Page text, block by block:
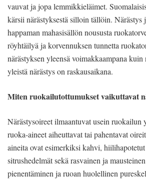
vauvat ja jopa lemmikkieläimet.
kärsii närästyksestä silloin tällöin. Närästys
happaman mahasisällön noususta
röyhtäilyä ja korvennuksen tunnetta
närästyksen yleensä voimakkaampana kuin
yleistä närästys on raskausaikana.
Miten ruokailutottumukset vaikuttavat
Närästysoireet ilmaantuvat usein ruokailun
ruoka-aineet aiheuttavat tai pahentavat
aineita ovat esimerkiksi kahvi,
sitrushedelmät sekä rasvainen ja
pienentäminen ja ruoan huolellinen